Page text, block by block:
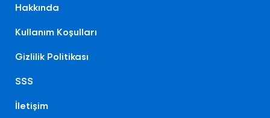
Hakkında
Kullanım Koşulları
Gizlilik Politikası
SSS
İletişim